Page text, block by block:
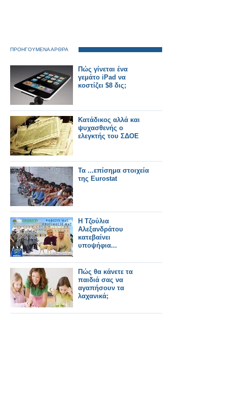
ΠΡΟΗΓΟΥΜΕΝΑ ΑΡΘΡΑ
Πώς γίνεται ένα
γεμάτο iPad να
κοστίζει $8 δις;
Κατάδικος αλλά και
ψυχασθενής ο
ελεγκτής του ΣΔΟΕ
Τα ...επίσημα στοιχεία
της Eurostat
Η Τζούλια
Αλεξανδράτου
κατεβαίνει
υποψήφια...
Πώς θα κάνετε τα
παιδιά σας να
αγαπήσουν τα
λαχανικά;